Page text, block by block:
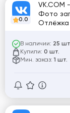
0.0
VK.COM
Фото
Отлёжка
Канада,
Испания,
В наличии: 25
Купили: 0 шт.
Мин. заказ: 1 шт.